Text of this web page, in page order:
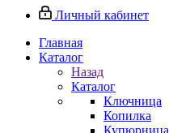
Личный кабинет
Главная
Каталог
Назад
Каталог
Ключница
Копилка
Купюрница